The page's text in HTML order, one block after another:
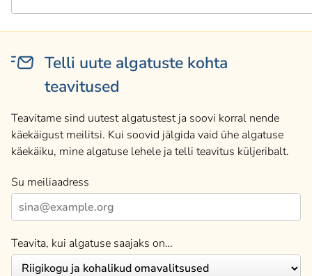
Telli uute algatuste kohta
teavitused
Teavitame sind uutest algatustest ja soovi korral nende
käekäigust meilitsi. Kui soovid jälgida vaid ühe algatuse
käekäiku, mine algatuse lehele ja telli teavitus küljeribalt.
Su meiliaadress
Teavita, kui algatuse saajaks on…